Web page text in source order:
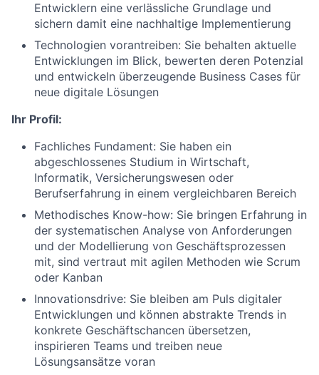
Entwicklern eine verlässliche Grundlage und
sichern damit eine nachhaltige Implementierung
Technologien vorantreiben: Sie behalten aktuelle
Entwicklungen im Blick, bewerten deren Potenzial
und entwickeln überzeugende Business Cases für
neue digitale Lösungen
Ihr Profil:
Fachliches Fundament: Sie haben ein
abgeschlossenes Studium in Wirtschaft,
Informatik, Versicherungswesen oder
Berufserfahrung in einem vergleichbaren Bereich
Methodisches Know-how: Sie bringen Erfahrung in
der systematischen Analyse von Anforderungen
und der Modellierung von Geschäftsprozessen
mit, sind vertraut mit agilen Methoden wie Scrum
oder Kanban
Innovationsdrive: Sie bleiben am Puls digitaler
Entwicklungen und können abstrakte Trends in
konkrete Geschäftschancen übersetzen,
inspirieren Teams und treiben neue
Lösungsansätze voran